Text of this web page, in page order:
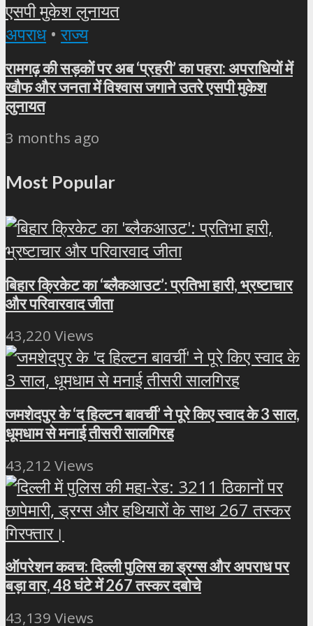
अपराध • राज्य
रामगढ़ की सड़कों पर अब ‘प्रहरी’ का पहरा: अपराधियों में
खौफ और जनता में विश्वास जगाने उतरे एसपी मुकेश
लुनायत
3 months ago
Most Popular
बिहार क्रिकेट का ‘ब्लैकआउट’: प्रतिभा हारी, भ्रष्टाचार
और परिवारवाद जीता
43,220 Views
जमशेदपुर के ‘द हिल्टन बावर्ची’ ने पूरे किए स्वाद के 3 साल,
धूमधाम से मनाई तीसरी सालगिरह
43,212 Views
ऑपरेशन कवच: दिल्ली पुलिस का ड्रग्स और अपराध पर
बड़ा वार, 48 घंटे में 267 तस्कर दबोचे
43,139 Views